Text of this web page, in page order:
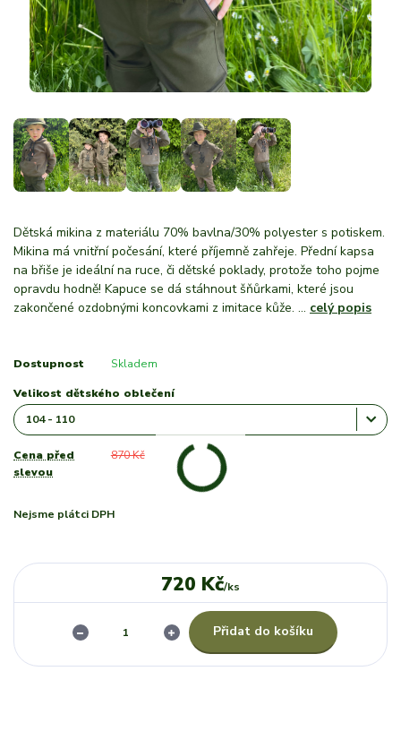
Dětská mikina z materiálu 70% bavlna/30% polyester s potiskem.
Mikina má vnitřní počesání, které příjemně zahřeje. Přední kapsa
na břiše je ideální na ruce, či dětské poklady, protože toho pojme
opravdu hodně! Kapuce se dá stáhnout šňůrkami, které jsou
zakončené ozdobnými koncovkami z imitace kůže. ... celý popis
Dostupnost Skladem
Velikost dětského oblečení
Cena před
slevou
870 Kč
Nejsme plátci DPH
720 Kč/ks
Přidat do košíku